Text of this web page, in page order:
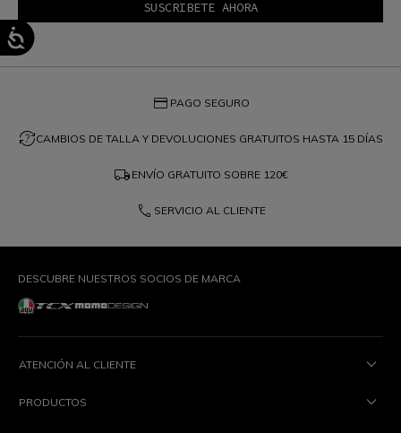
credit_card PAGO SEGURO
question_exchangeCAMBIOS DE TALLA Y DEVOLUCIONES GRATUITOS HASTA 15 DÍAS
local_shipping ENVÍO GRATUITO SOBRE 120€
phone SERVICIO AL CLIENTE
DESCUBRE NUESTROS SOCIOS DE MARCA
ATENCIÓN AL CLIENTE
PRODUCTOS